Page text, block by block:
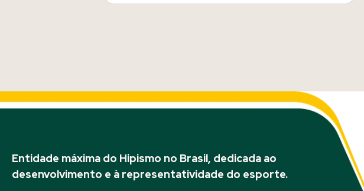
Entidade máxima do Hipismo no Brasil, dedicada ao
desenvolvimento e à representatividade do esporte.